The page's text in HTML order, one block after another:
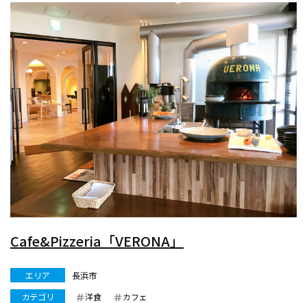
Cafe&Pizzeria「VERONA」
エリア
長浜市
カテゴリ
洋食 カフェ